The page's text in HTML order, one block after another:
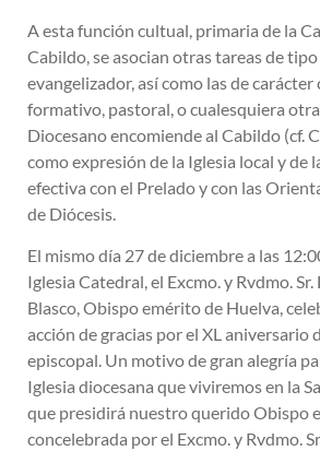
A esta función cultual, primaria de la
Cabildo, se asocian otras tareas de
evangelizador, así como las de carácter
formativo, pastoral, o cualesquiera
Diocesano encomiende al Cabildo (cf.
como expresión de la Iglesia local y de
efectiva con el Prelado y con las
de Diócesis.
El mismo día 27 de diciembre a las
Iglesia Catedral, el Excmo. y Rvdmo.
Blasco, Obispo emérito de Huelva,
acción de gracias por el XL aniversario
episcopal. Un motivo de gran alegría
Iglesia diocesana que viviremos en la
que presidirá nuestro querido Obispo
concelebrada por el Excmo. y Rvdmo.